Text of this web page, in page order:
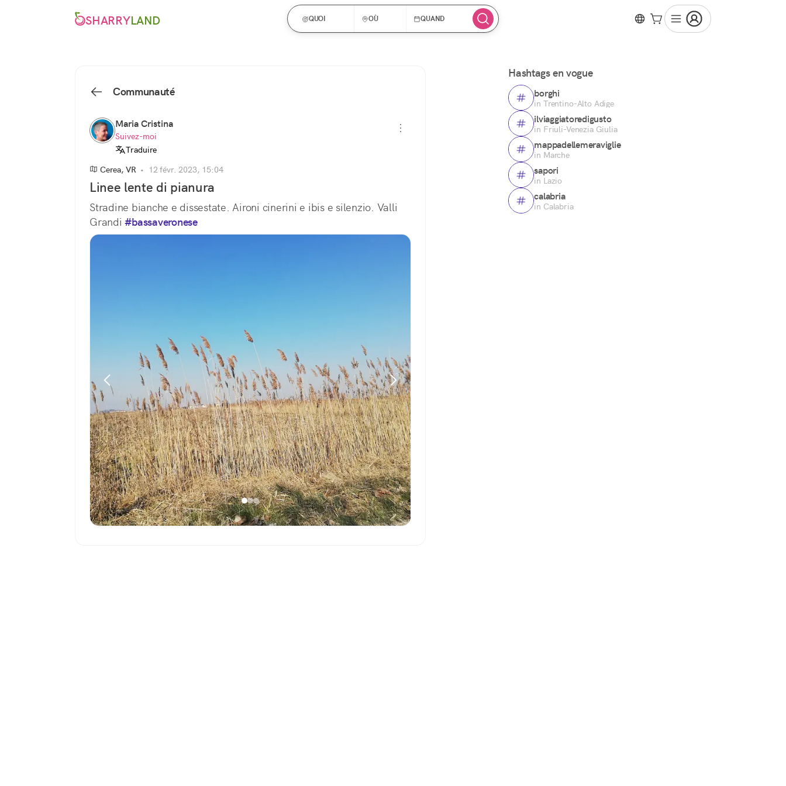
SHARRYLAND QUOI OÙ QUAND
Communauté
Maria Cristina
Suivez-moi
Traduire
Cerea, VR• 12 févr. 2023, 15:04
Linee lente di pianura
Stradine bianche e dissestate. Aironi cinerini e ibis e silenzio. Valli
Grandi #bassaveronese
Hashtags en vogue
borghi
in Trentino-Alto Adige
ilviaggiatoredigusto
in Friuli-Venezia Giulia
mappadellemeraviglie
in Marche
sapori
in Lazio
calabria
in Calabria